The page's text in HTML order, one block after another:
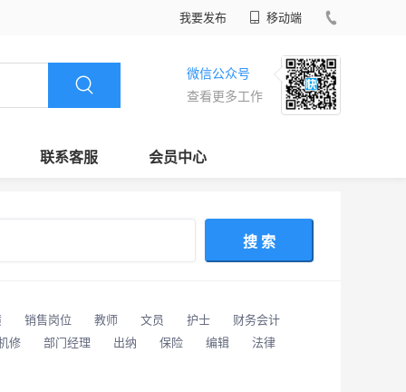
我要发布 移动端
微信公众号
查看更多工作
联系客服 会员中心
搜 索
销售岗位 教师 文员 护士
财务会计
修 部门经理 出纳 保险 编辑
法律